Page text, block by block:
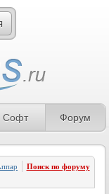
Софт Форум
обеспечение»
Поиск по форуму